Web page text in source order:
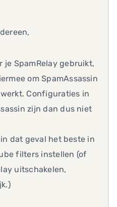
je SpamRelay gebruikt,
om SpamAssassin
Configuraties in
zijn dan dus niet
dat geval het beste in
filters instellen (of
uitschakelen,